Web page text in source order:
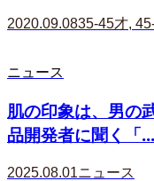
2020.09.0835-45才,
ニュース
肌の印象は、男の
品開発者に聞く「...
2025.08.01ニュース